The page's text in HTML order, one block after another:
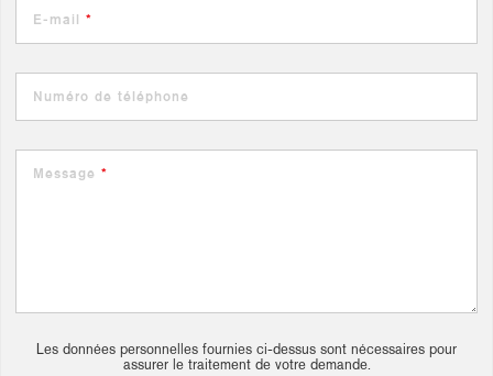
E-mail *
Numéro de téléphone
Message *
Les données personnelles fournies ci-dessus sont nécessaires pour
assurer le traitement de votre demande.